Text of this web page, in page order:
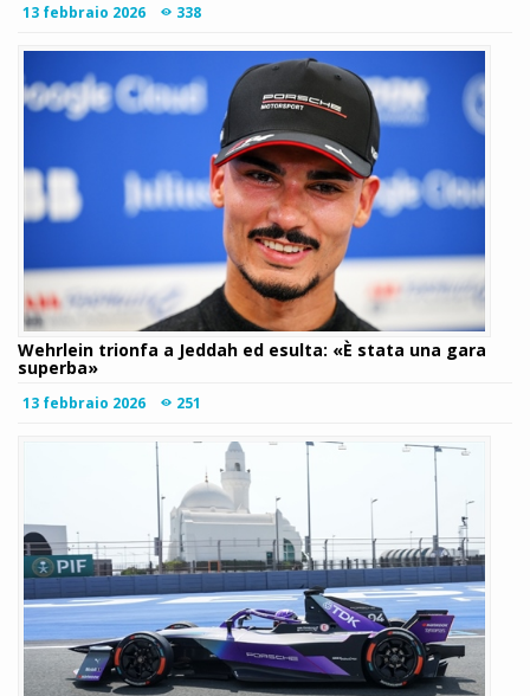
13 febbraio 2026 338
Wehrlein trionfa a Jeddah ed esulta: «È stata una gara
superba»
13 febbraio 2026 251